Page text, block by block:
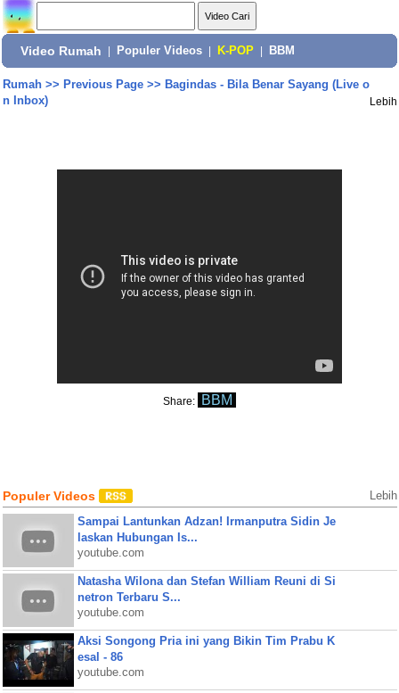
Video Rumah Populer Videos K-POP BBM
Rumah>> Previous Page>> Bagindas - Bila Benar Sayang (Live o
n Inbox)
Lebih
Share: BBM
Populer Videos Lebih
Sampai Lantunkan Adzan! Irmanputra Sidin Je
laskan Hubungan Is...
youtube.com
Natasha Wilona dan Stefan William Reuni di Si
netron Terbaru S...
youtube.com
Aksi Songong Pria ini yang Bikin Tim Prabu K
esal - 86
youtube.com